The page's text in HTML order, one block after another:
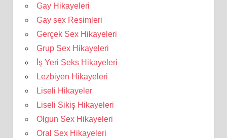
Gay Hikayeleri
Gay sex Resimleri
Gerçek Sex Hikayeleri
Grup Sex Hikayeleri
İş Yeri Seks Hikayeleri
Lezbiyen Hikayeleri
Liseli Hikayeler
Liseli Sikiş Hikayeleri
Olgun Sex Hikayeleri
Oral Sex Hikayeleri